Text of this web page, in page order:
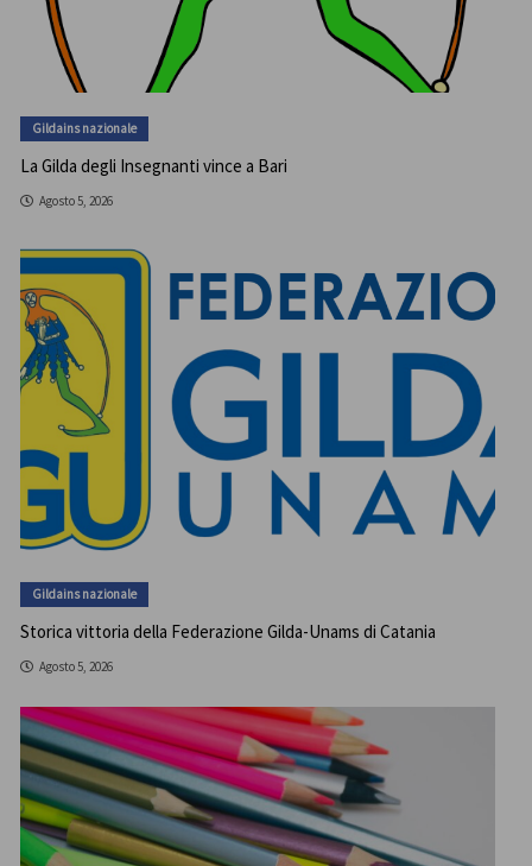
Gildains nazionale
La Gilda degli Insegnanti vince a Bari
Agosto 5, 2026
Gildains nazionale
Storica vittoria della Federazione Gilda-Unams di Catania
Agosto 5, 2026